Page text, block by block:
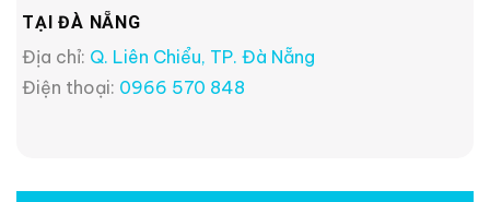
TẠI ĐÀ NẴNG
Địa chỉ: Q. Liên Chiểu, TP. Đà Nẵng
Điện thoại: 0966 570 848